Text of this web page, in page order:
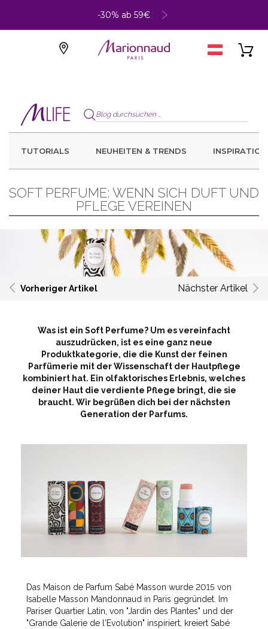
-30% ab 59€
TUTORIALS NEUHEITEN & TRENDS INSPIRATION
SOFT PERFUME: WENN SICH DUFT UND
PFLEGE VEREINEN
Vorheriger Artikel Nächster Artikel
Was ist ein Soft Perfume? Um es vereinfacht
auszudrücken, ist es eine ganz neue
Produktkategorie, die die Kunst der feinen
Parfümerie mit der Wissenschaft der Hautpflege
kombiniert hat. Ein olfaktorisches Erlebnis, welches
deiner Haut die verdiente Pflege bringt, die sie
braucht. Wir begrüßen dich bei der nächsten
Generation der Parfums.
Das Maison de Parfum Sabé Masson wurde 2015 von
Isabelle Masson Mandonnaud in Paris gegründet. Im
Pariser Quartier Latin, von "Jardin des Plantes" und der
"Grande Galerie de l'Evolution" inspiriert, kreiert Sabé